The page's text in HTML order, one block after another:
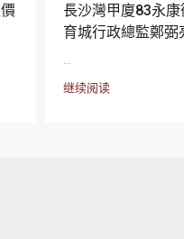
長沙灣甲廈83永
育城行政總監鄭弼
继续阅读